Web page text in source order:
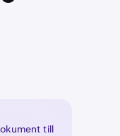
till